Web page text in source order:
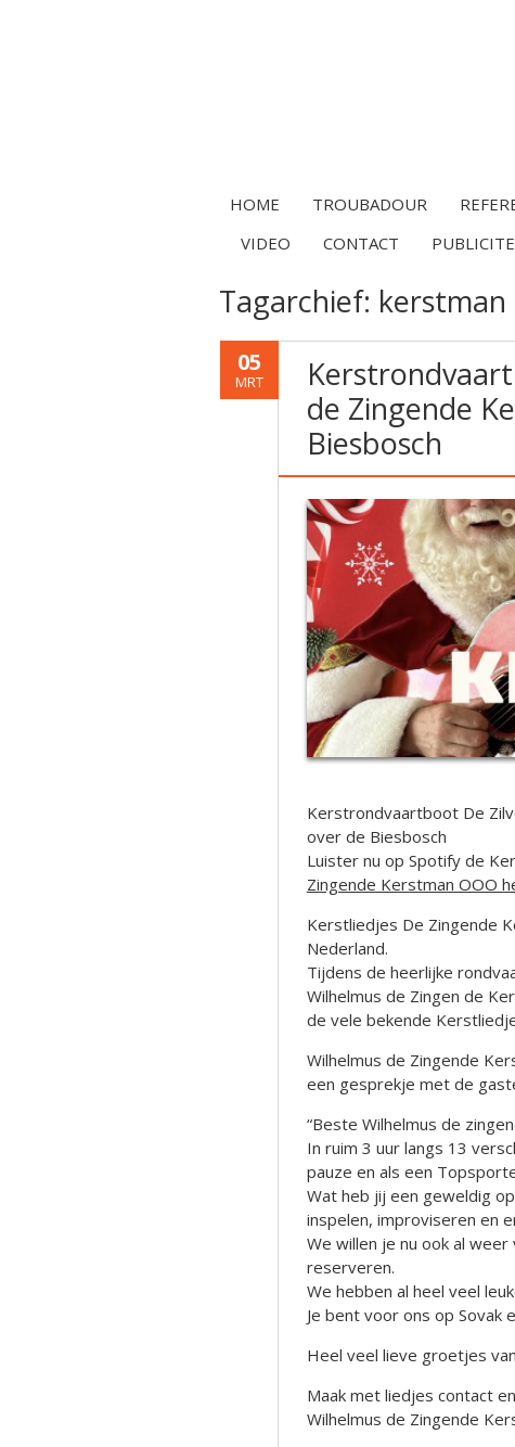
HOME TROUBADOUR
VIDEO
CONTACT
Tagarchief:
05
MRT
de Zingende
Biesbosch
Kerstrondvaartboot De
over de Biesbosch
Luister nu op Spotify de
Zingende Kerstman OOO
Kerstliedjes De Zingende
Nederland.
Tijdens de heerlijke
Wilhelmus de Zingen de
de vele bekende
Wilhelmus de Zingende
een gesprekje met de
“Beste Wilhelmus de
In ruim 3 uur langs 13
pauze en als een
Wat heb jij een geweldig
inspelen, improviseren en
We willen je nu ook al
reserveren.
We hebben al heel veel
Je bent voor ons op Sovak
Heel veel lieve groetjes
Maak met liedjes contact
Wilhelmus de Zingende